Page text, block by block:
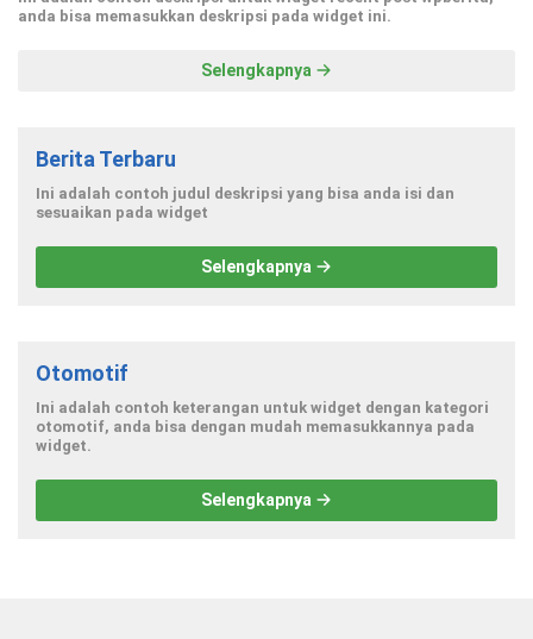
anda bisa memasukkan deskripsi pada widget ini.
Selengkapnya
Berita Terbaru
Ini adalah contoh judul deskripsi yang bisa anda isi dan
sesuaikan pada widget
Selengkapnya
Otomotif
Ini adalah contoh keterangan untuk widget dengan kategori
otomotif, anda bisa dengan mudah memasukkannya pada
widget.
Selengkapnya